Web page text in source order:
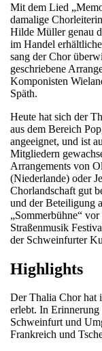
Mit dem Lied
damalige
Hilde Müller genau
im Handel
sang der Chor
geschriebene
Komponisten
Späth.
Heute hat sich der
aus dem Bereich
angeeignet, und ist
Mitgliedern
Arrangements von
(Niederlande) oder
Chorlandschaft gut
und der Beteiligung
„Sommerbühne“
Straßenmusik
der Schweinfurter
Highlights
Der Thalia Chor hat
erlebt. In
Schweinfurt und
Frankreich und